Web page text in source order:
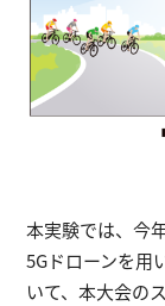
本実験では、今
5Gドローンを用
いて、本大会の